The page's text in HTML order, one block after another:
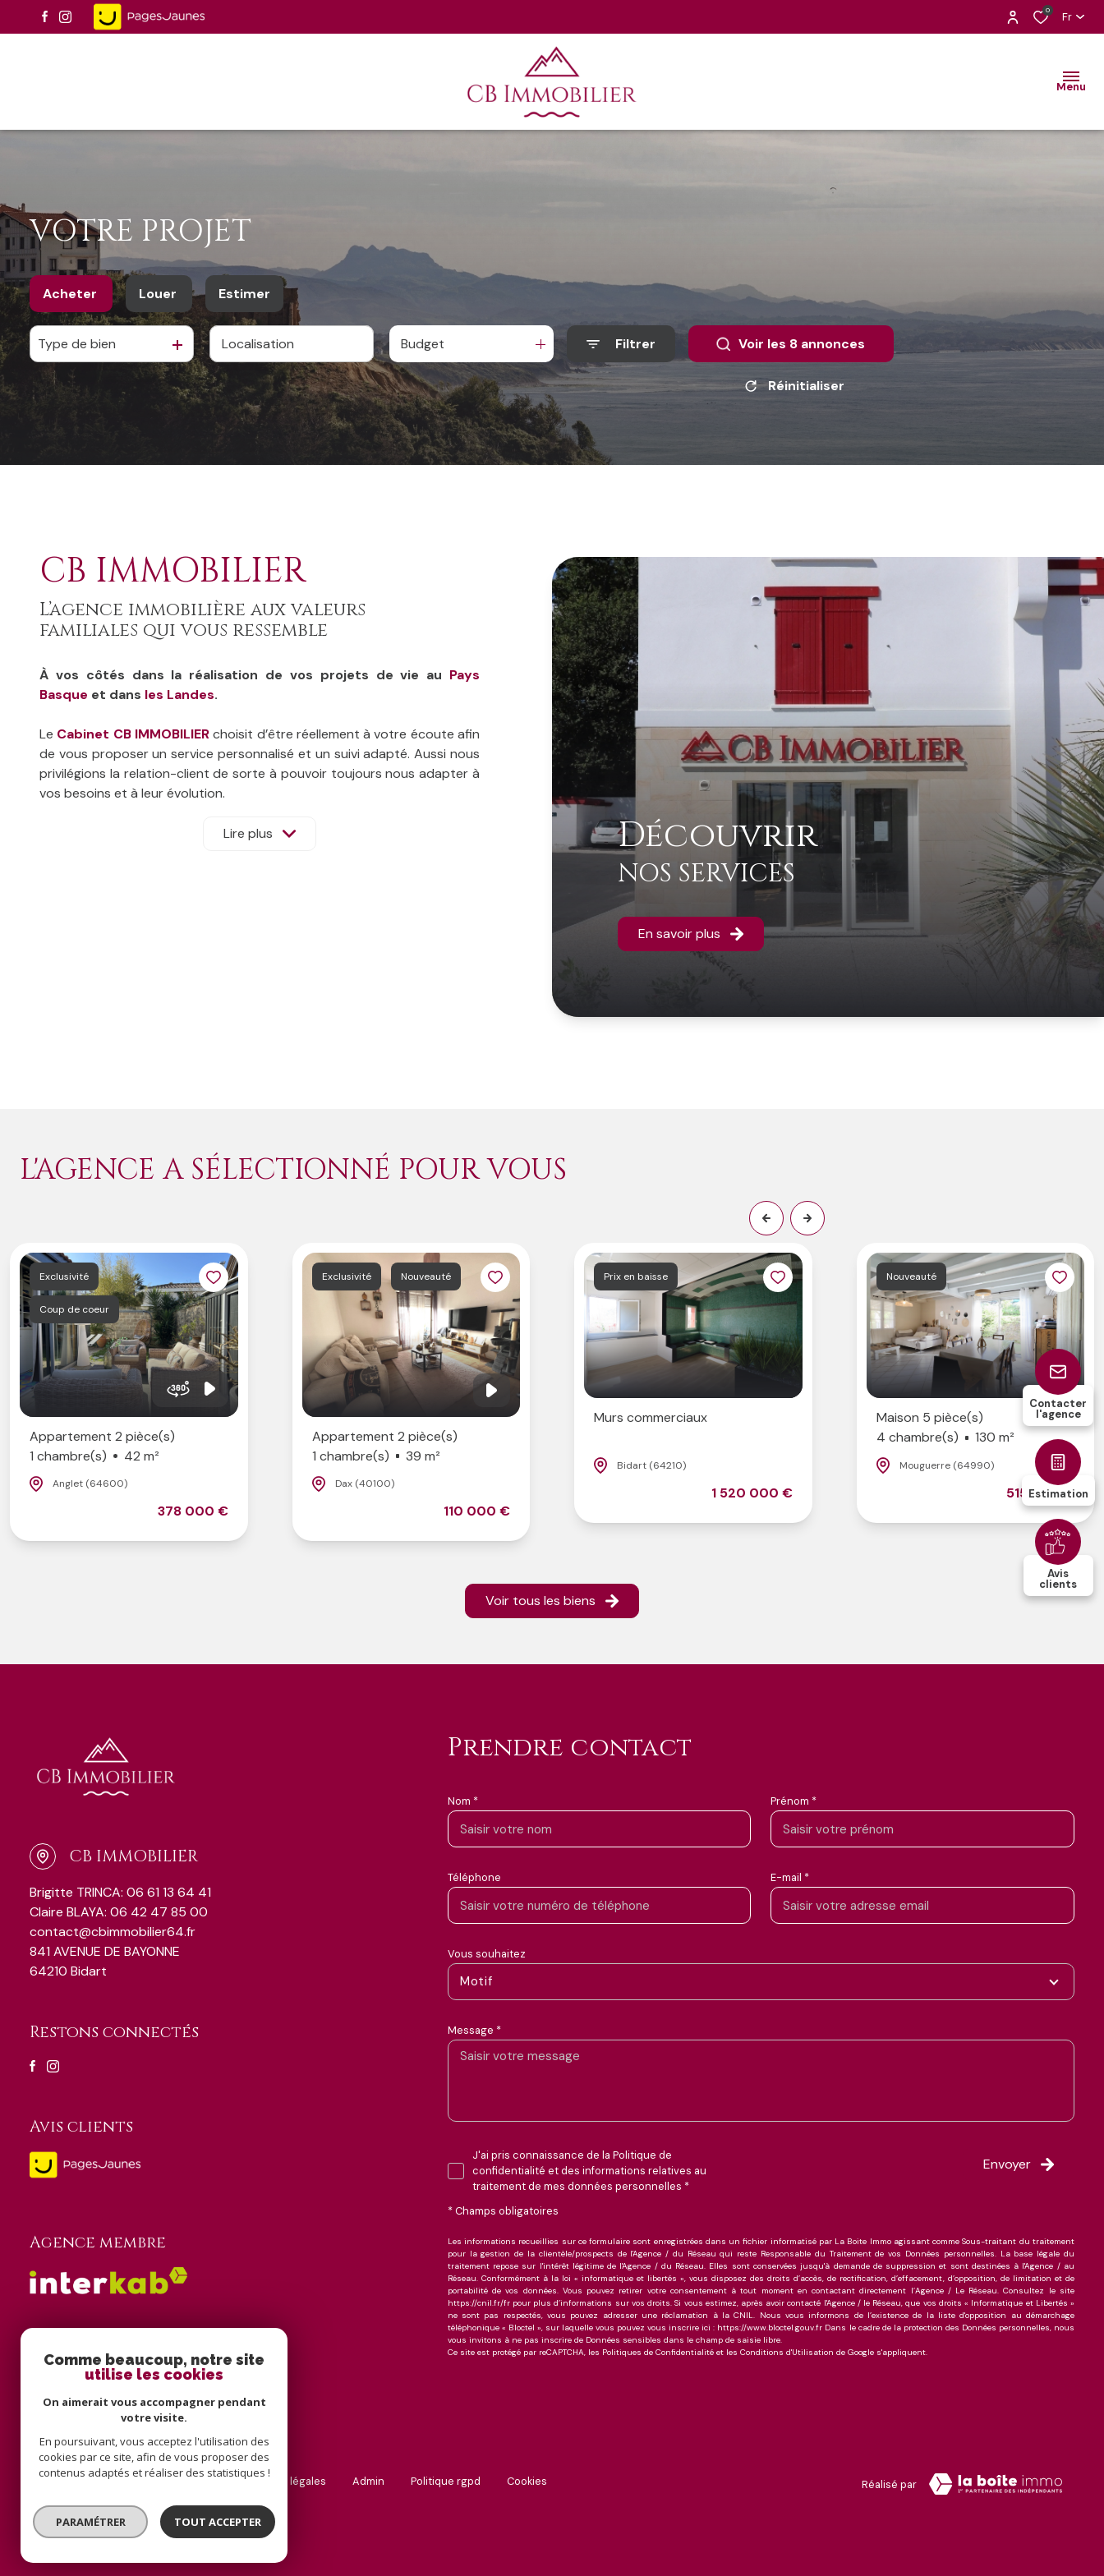
0 Fr
Menu
VOTRE PROJET
Acheter
De l'ancien
Du neuf
De l'immo pro
Louer
à l'année
Estimer
Type de bien Budget Filtrer Voir les 8 annonces
Réinitialiser
Découvrir
NOS SERVICES
En savoir plus
CB IMMOBILIER
L’agence immobilière aux valeurs
familiales qui vous ressemble
À vos côtés dans la réalisation de vos projets de vie au Pays
Basque et dans les Landes.
Le Cabinet CB IMMOBILIERchoisit d’être réellement à votre écoute afin
de vous proposer un service personnalisé et un suivi adapté. Aussi nous
privilégions la relation-client de sorte à pouvoir toujours nous adapter à
vos besoins et à leur évolution.
matière de droit de l’immobilier et de l’urbanisme, nous saurons vous
Lire plus
L'AGENCE A SÉLECTIONNÉ POUR VOUS
Exclusivité
Coup de coeur
Appartement 2 pièce(s)
1 chambre(s)
42 m²
Anglet (64600)
378 000 €
Exclusivité Nouveauté
Appartement 2 pièce(s)
1 chambre(s)
39 m²
Dax (40100)
110 000 €
Prix en baisse
Murs commerciaux
Bidart (64210)
1 520 000 €
Nouveauté
Maison 5 pièce(s)
4 chambre(s)
130 m²
Mouguerre (64990)
515 000 €
Voir tous les biens
Contacter
l'agence
Estimation
Avis
clients
prendre contact
Nom * Prénom *
Téléphone E-mail *
Vous souhaitez
Motif
Message *
J'ai pris connaissance de la Politique de
confidentialité et des informations relatives au
traitement de mes données personnelles *
* Champs obligatoires
Envoyer
Les informations recueillies sur ce formulaire sont enregistrées dans un fichier informatisé par La Boite Immo agissant comme Sous-traitant du traitement
pour la gestion de la clientèle/prospects de l'Agence / du Réseau qui reste Responsable du Traitement de vos Données personnelles. La base légale du
traitement repose sur l'intérêt légitime de l'Agence / du Réseau. Elles sont conservées jusqu'à demande de suppression et sont destinées à l'Agence / au
Réseau. Conformément à la loi « informatique et libertés », vous disposez des droits d’accès, de rectification, d’effacement, d’opposition, de limitation et de
portabilité de vos données. Vous pouvez retirer votre consentement à tout moment en contactant directement l’Agence / Le Réseau. Consultez le site
https://cnil.fr/fr pour plus d’informations sur vos droits. Si vous estimez, après avoir contacté l'Agence / le Réseau, que vos droits « Informatique et Libertés »
ne sont pas respectés, vous pouvez adresser une réclamation à la CNIL. Nous vous informons de l’existence de la liste d'opposition au démarchage
téléphonique « Bloctel », sur laquelle vous pouvez vous inscrire ici : https://www.bloctel.gouv.fr Dans le cadre de la protection des Données personnelles, nous
vous invitons à ne pas inscrire de Données sensibles dans le champ de saisie libre.
Ce site est protégé par reCAPTCHA, les Politiques de Confidentialitéet les Conditions d'Utilisation de Google s'appliquent.
CB IMMOBILIER
Brigitte TRINCA: 06 61 13 64 41
Claire BLAYA: 06 42 47 85 00
contact@cbimmobilier64.fr
841 AVENUE DE BAYONNE
64210 Bidart
Restons connectés
Avis clients
Agence membre
nos partenaires nos honoraires mentions légales admin politique rgpd cookies
© 2026 | Tous droits réservés
Réalisé par
Comme beaucoup, notre site
utilise les cookies
On aimerait vous accompagner pendant
votre visite.
En poursuivant, vous acceptez l'utilisation des
cookies par ce site, afin de vous proposer des
contenus adaptés et réaliser des statistiques !
PARAMÉTRER TOUT ACCEPTER